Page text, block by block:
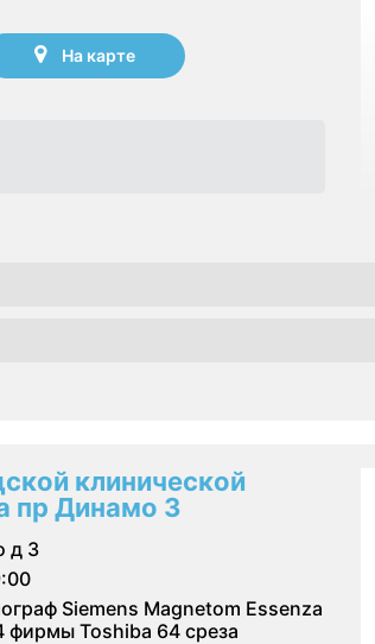
На карте
клинической
пр Динамо 3
д 3
Siemens Magnetom Essenza
фирмы Toshiba 64 среза